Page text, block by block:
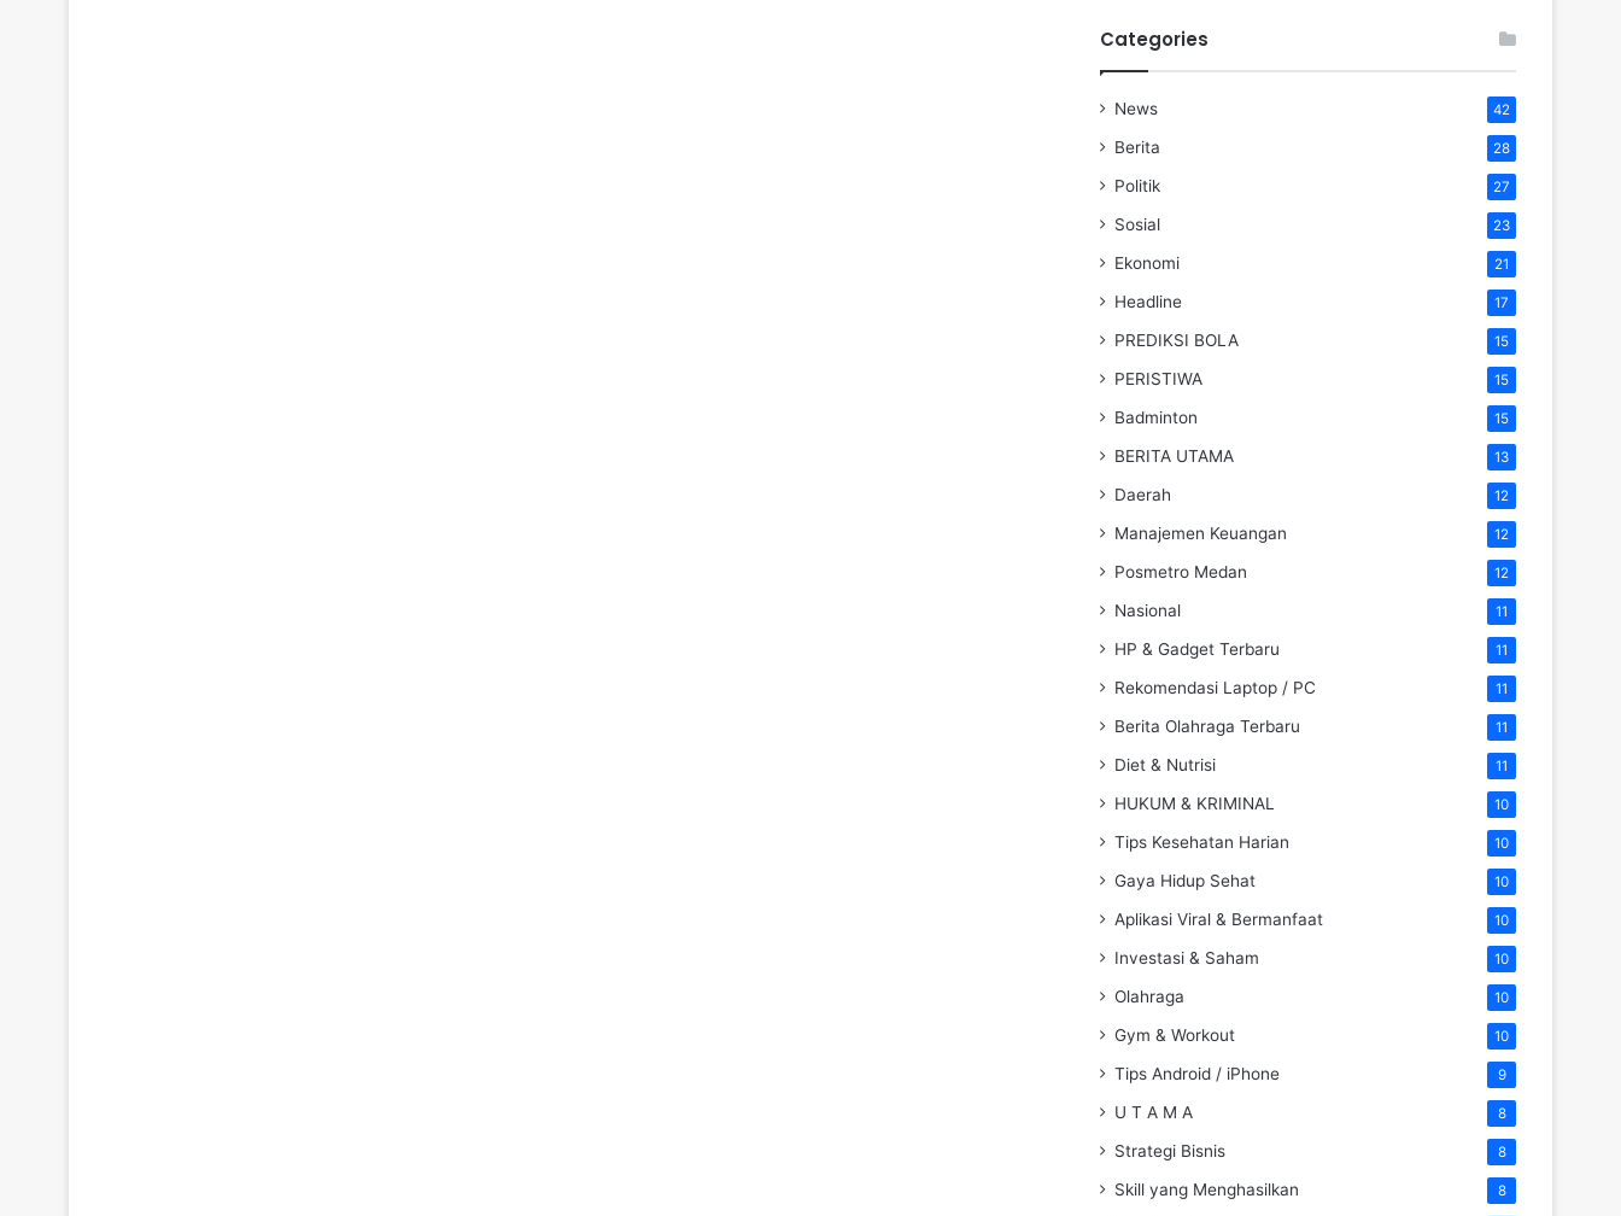
Categories
News 42
Berita 28
Politik 27
Sosial 23
Ekonomi 21
Headline 17
PREDIKSI BOLA 15
PERISTIWA 15
Badminton 15
BERITA UTAMA 13
Daerah 12
Manajemen Keuangan 12
Posmetro Medan 12
Nasional 11
HP & Gadget Terbaru 11
Rekomendasi Laptop / PC 11
Berita Olahraga Terbaru 11
Diet & Nutrisi 11
HUKUM & KRIMINAL 10
Tips Kesehatan Harian 10
Gaya Hidup Sehat 10
Aplikasi Viral & Bermanfaat 10
Investasi & Saham 10
Olahraga 10
Gym & Workout 10
Tips Android / iPhone 9
U T A M A 8
Strategi Bisnis 8
Skill yang Menghasilkan 8